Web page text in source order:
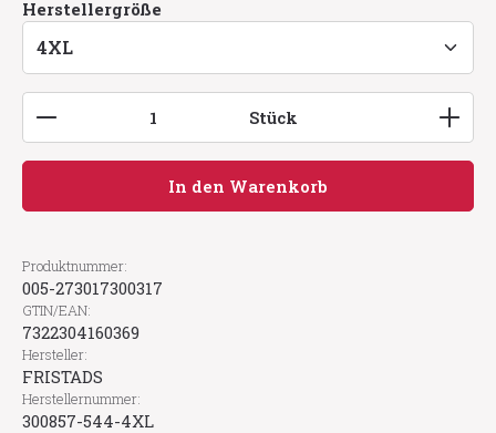
Herstellergröße
Produkt Anzahl: Gib den gewünschten Wert
Stück
In den Warenkorb
Produktnummer:
005-273017300317
GTIN/EAN:
7322304160369
Hersteller:
FRISTADS
Herstellernummer:
300857-544-4XL